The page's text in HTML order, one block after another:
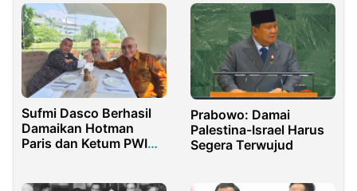
Sufmi Dasco Berhasil
Damaikan Hotman
Paris dan Ketum PWI
Prabowo: Damai
Palestina-Israel Harus
Segera Terwujud